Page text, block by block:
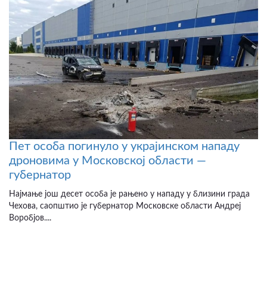
Пет особа погинуло у украјинском нападу
дроновима у Московској области —
губернатор
Најмање још десет особа је рањено у нападу у близини града
Чехова, саопштио је губернатор Московске области Андреј
Воробјов....